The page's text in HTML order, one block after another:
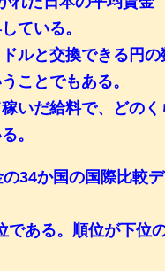
ている。
ルと交換できる円
ことでもある。
いだ給料で、どのく
。
34か国の国際比較
である。順位が下位